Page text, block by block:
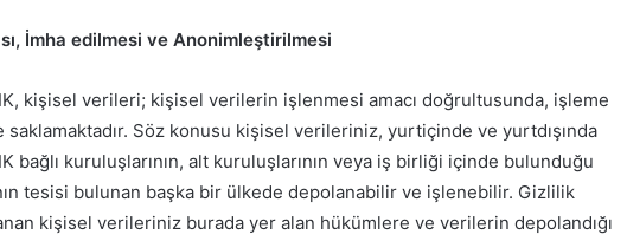
İmha edilmesi ve Anonimleştirilmesi
kişisel verileri; kişisel verilerin işlenmesi amacı doğrultusunda, işleme
saklamaktadır. Söz konusu kişisel verileriniz, yurtiçinde ve yurtdışında
bağlı kuruluşlarının, alt kuruluşlarının veya iş birliği içinde bulunduğu
tesisi bulunan başka bir ülkede depolanabilir ve işlenebilir. Gizlilik
kişisel verileriniz burada yer alan hükümlere ve verilerin depolandığı